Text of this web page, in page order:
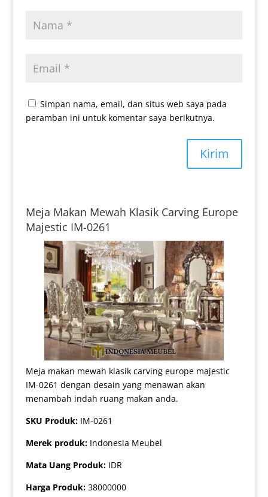
Simpan nama, email, dan situs web saya pada
peramban ini untuk komentar saya berikutnya.
Kirim
Meja Makan Mewah Klasik Carving Europe
Majestic IM-0261
Meja makan mewah klasik carving europe majestic
IM-0261 dengan desain yang menawan akan
menambah indah ruang makan anda.
SKU Produk: IM-0261
Merek produk: Indonesia Meubel
Mata Uang Produk: IDR
Harga Produk: 38000000